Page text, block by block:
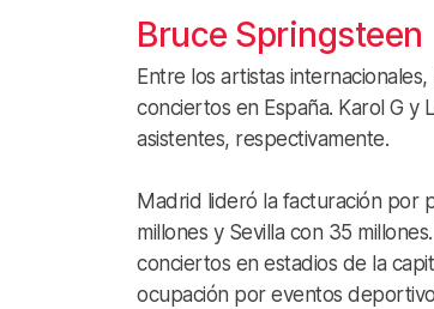
Bruce Springsteen
Entre los artistas
conciertos en España. Karol G y
asistentes, respectivamente. ​
Madrid lideró la facturación por
millones y Sevilla con 35
conciertos en estadios de la
ocupación por eventos